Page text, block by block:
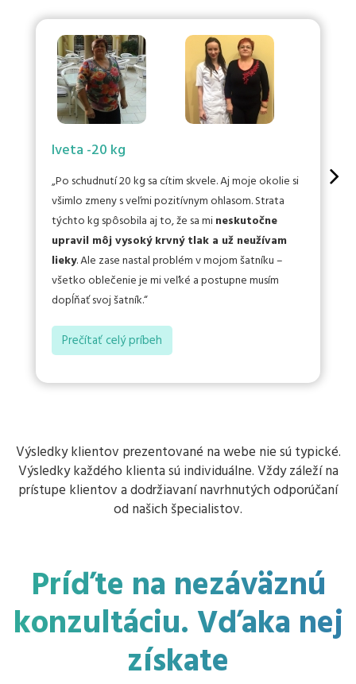
Iveta -20 kg
Po schudnutí 20 kg sa cítim skvele. Aj moje okolie si
všimlo zmeny s veľmi pozitívnym ohlasom. Strata
týchto kg spôsobila aj to, že sa mi neskutočne
upravil môj vysoký krvný tlak a už neužívam
lieky. Ale zase nastal problém v mojom šatníku –
všetko oblečenie je mi veľké a postupne musím
dopĺňať svoj šatník.
Prečítať celý príbeh
Výsledky klientov prezentované na webe nie sú typické.
Výsledky každého klienta sú individuálne. Vždy záleží na
prístupe klientov a dodržiavaní navrhnutých odporúčaní
od našich špecialistov.
Príďte na nezáväznú
konzultáciu. Vďaka nej
získate